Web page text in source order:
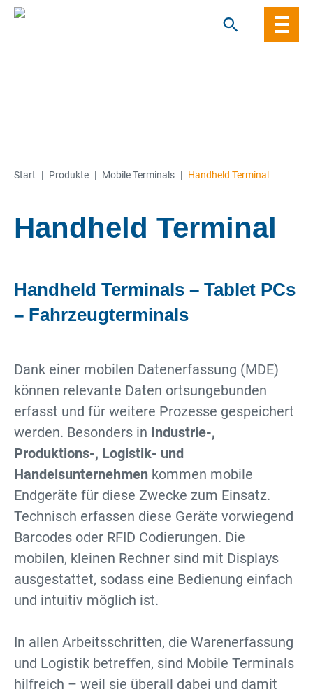
Start | Produkte | Mobile Terminals | Handheld Terminal
Handheld Terminal
Handheld Terminals – Tablet PCs
– Fahrzeugterminals
Dank einer mobilen Datenerfassung (MDE)
können relevante Daten ortsungebunden
erfasst und für weitere Prozesse gespeichert
werden. Besonders in Industrie-,
Produktions-, Logistik- und
Handelsunternehmen kommen mobile
Endgeräte für diese Zwecke zum Einsatz.
Technisch erfassen diese Geräte vorwiegend
Barcodes oder RFID Codierungen. Die
mobilen, kleinen Rechner sind mit Displays
ausgestattet, sodass eine Bedienung einfach
und intuitiv möglich ist.
In allen Arbeitsschritten, die Warenerfassung
und Logistik betreffen, sind Mobile Terminals
hilfreich – weil sie überall dabei und damit